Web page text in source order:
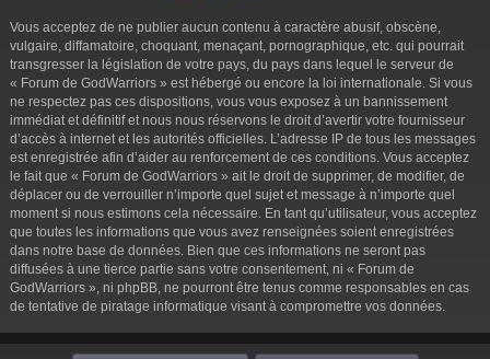
Vous acceptez de ne publier aucun contenu à caractère abusif, obscène,
vulgaire, diffamatoire, choquant, menaçant, pornographique, etc. qui pourrait
transgresser la législation de votre pays, du pays dans lequel le serveur de
« Forum de GodWarriors » est hébergé ou encore la loi internationale. Si vous
ne respectez pas ces dispositions, vous vous exposez à un bannissement
immédiat et définitif et nous nous réservons le droit d’avertir votre fournisseur
d’accès à internet et les autorités officielles. L’adresse IP de tous les messages
est enregistrée afin d’aider au renforcement de ces conditions. Vous acceptez
le fait que « Forum de GodWarriors » ait le droit de supprimer, de modifier, de
déplacer ou de verrouiller n’importe quel sujet et message à n’importe quel
moment si nous estimons cela nécessaire. En tant qu’utilisateur, vous acceptez
que toutes les informations que vous avez renseignées soient enregistrées
dans notre base de données. Bien que ces informations ne seront pas
diffusées à une tierce partie sans votre consentement, ni « Forum de
GodWarriors », ni phpBB, ne pourront être tenus comme responsables en cas
de tentative de piratage informatique visant à compromettre vos données.